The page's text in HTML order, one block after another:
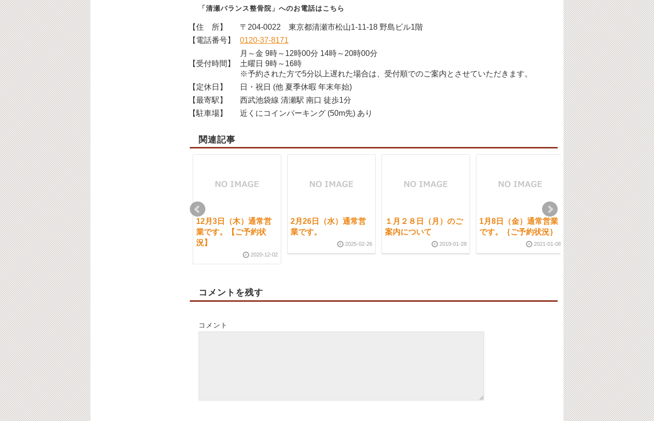
「清瀬バランス整骨院」へのお電話はこちら
【住 所】
〒204-0022 東京都清瀬市松山1-11-18 野島ビル1階
【電話番号】
0120-37-8171
【受付時間】
月～金 9時～12時00分 14時～20時00分
土曜日 9時～16時
※予約された方で5分以上遅れた場合は、受付順でのご案内とさせていただきます。
【定休日】
日・祝日 (他 夏季休暇 年末年始)
【最寄駅】
西武池袋線 清瀬駅 南口 徒歩1分
【駐車場】
近くにコインパーキング (50m先) あり
関連記事
10月28日（月）通常営
業です。
2024-10-28
12月3日（木）通常営
業です。【ご予約状
況】
2020-12-02
2月26日（水）通常営
業です。
2025-02-26
１月２８日（月）のご
案内について
2019-01-28
1月8日（金）通常営業
です。｛ご予約状況｝
2021-01-08
9月５日（木）ご案内
について
2019-09-
1月8日（金）通常営業
です。｛ご予約状況｝
2021-01-08
コメントを残す
コメント